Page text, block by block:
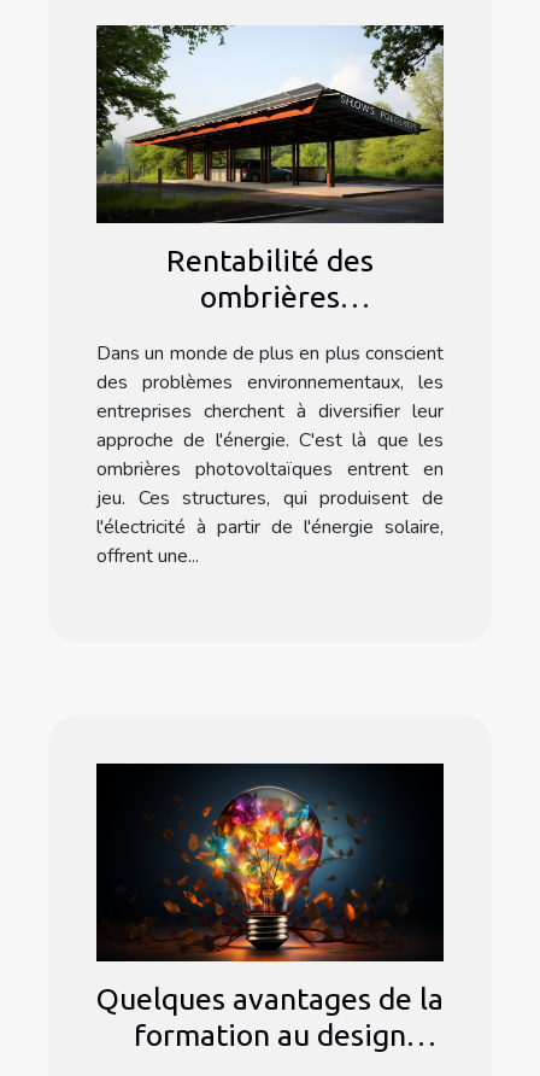
Rentabilité des
ombrières
entreprises
Dans un monde de plus en plus conscient
des problèmes environnementaux, les
entreprises cherchent à diversifier leur
approche de l'énergie. C'est là que les
ombrières photovoltaïques entrent en
jeu. Ces structures, qui produisent de
l'électricité à partir de l'énergie solaire,
offrent une...
Quelques avantages de la
formation au design